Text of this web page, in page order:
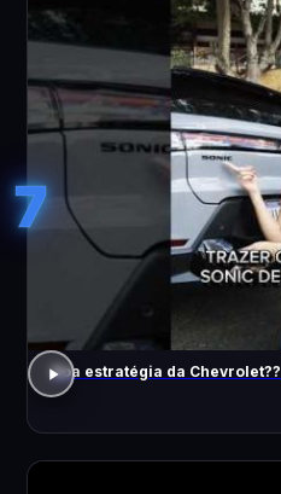
7
Boa estratégia da Chevrolet??